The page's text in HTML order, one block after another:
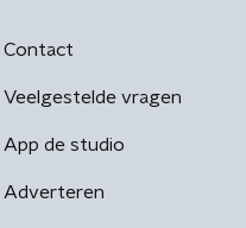
Contact
Veelgestelde vragen
App de studio
Adverteren